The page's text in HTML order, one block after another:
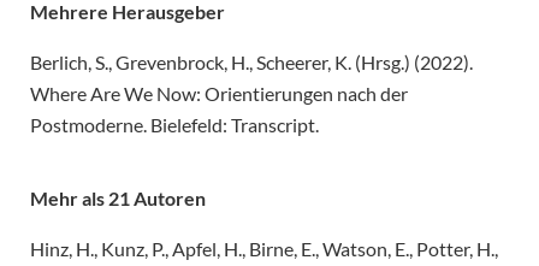
Mehrere Herausgeber
Berlich, S., Grevenbrock, H., Scheerer, K. (Hrsg.) (2022).
Where Are We Now: Orientierungen nach der
Postmoderne. Bielefeld: Transcript.
Mehr als 21 Autoren
Hinz, H., Kunz, P., Apfel, H., Birne, E., Watson, E., Potter, H.,